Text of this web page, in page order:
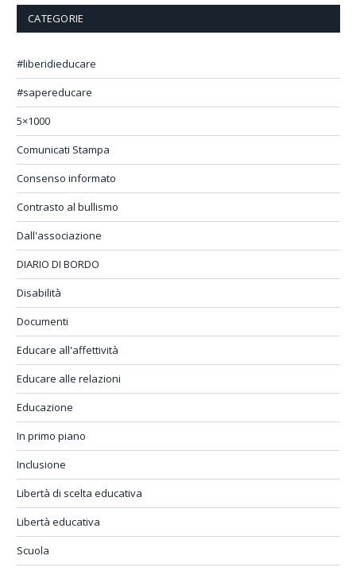
CATEGORIE
#liberidieducare
#sapereducare
5×1000
Comunicati Stampa
Consenso informato
Contrasto al bullismo
Dall'associazione
DIARIO DI BORDO
Disabilità
Documenti
Educare all'affettività
Educare alle relazioni
Educazione
In primo piano
Inclusione
Libertà di scelta educativa
Libertà educativa
Scuola